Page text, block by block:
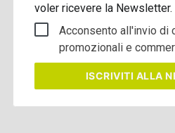
voler ricevere la Newsletter.
Acconsento all'invio di
promozionali e
ISCRIVITI ALLA